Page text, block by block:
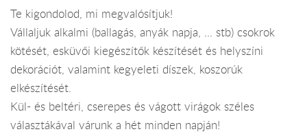
Te kigondolod, mi megvalósítjuk!
Vállaljuk alkalmi (ballagás, anyák napja, ... stb) csokrok
kötését, esküvői kiegészítők készítését és helyszíni
dekorációt, valamint kegyeleti díszek, koszorúk
elkészítését.
Kül- és beltéri, cserepes és vágott virágok széles
választákával várunk a hét minden napján!